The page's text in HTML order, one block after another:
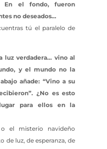
En el fondo, fueron
no deseados…
tú el paralelo de
luz verdadera… vino al
y el mundo no la
añade: “Vino a su
¿No es esto
para ellos en la
o el misterio navideño
de luz, de esperanza, de